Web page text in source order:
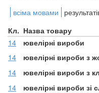
всіма мовами
Кл. Назва товару
14
ювелірні вироби
14
ювелірні вироби з
14
ювелірні вироби з
14
ювелірні вироби зі